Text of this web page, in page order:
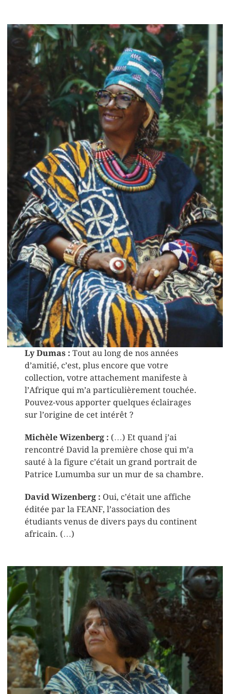
Ly Dumas : Tout au long de nos années
d’amitié, c’est, plus encore que votre
collection, votre attachement manifeste à
l’Afrique qui m’a particulièrement touchée.
Pouvez-vous apporter quelques éclairages
sur l’origine de cet intérêt ?
Michèle Wizenberg : (…) Et quand j’ai
rencontré David la première chose qui m’a
sauté à la figure c’était un grand portrait de
Patrice Lumumba sur un mur de sa chambre.
David Wizenberg : Oui, c’était une affiche
éditée par la FEANF, l’association des
étudiants venus de divers pays du continent
africain. (…)